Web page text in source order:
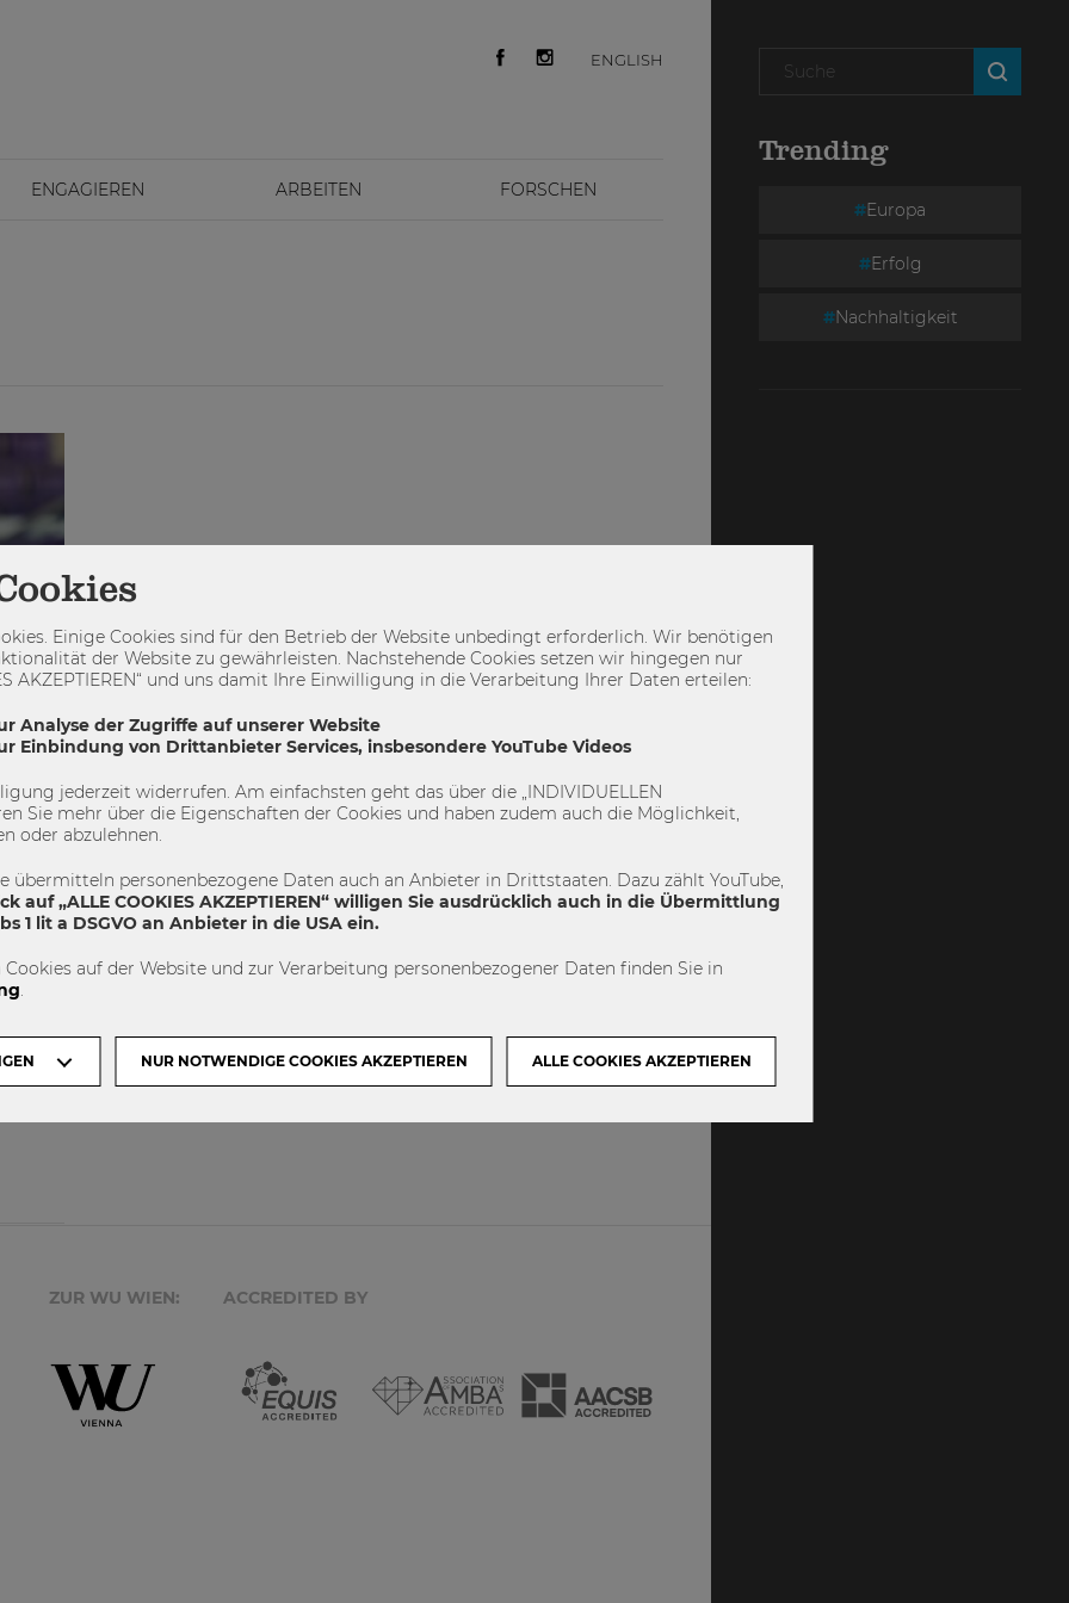
ENGLISH
ENGAGIEREN ARBEITEN FORSCHEN
Trending
Europa
Erfolg
Nachhaltigkeit
Hut?
ZUR WU WIEN: ACCREDITED BY
Einige Cookies sind für den Betrieb der Website unbedingt erforderlich. Wir benötigen
der Website zu gewährleisten. Nachstehende Cookies setzen wir hingegen nur
AKZEPTIEREN“ und uns damit Ihre Einwilligung in die Verarbeitung Ihrer Daten erteilen:
Analyse der Zugriffe auf unserer Website
Einbindung von Drittanbieter Services, insbesondere YouTube Videos
jederzeit widerrufen. Am einfachsten geht das über die „INDIVIDUELLEN
Sie mehr über die Eigenschaften der Cookies und haben zudem auch die Möglichkeit,
oder abzulehnen.
übermitteln personenbezogene Daten auch an Anbieter in Drittstaaten. Dazu zählt YouTube,
auf „ALLE COOKIES AKZEPTIEREN“ willigen Sie ausdrücklich auch in die Übermittlung
1 lit a DSGVO an Anbieter in die USA ein.
auf der Website und zur Verarbeitung personenbezogener Daten finden Sie in
NUR NOTWENDIGE COOKIES AKZEPTIEREN ALLE COOKIES AKZEPTIEREN